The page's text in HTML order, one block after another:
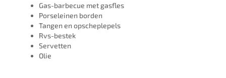
Gas-barbecue met gasfles
Porseleinen borden
Tangen en opscheplepels
Rvs-bestek
Servetten
Olie